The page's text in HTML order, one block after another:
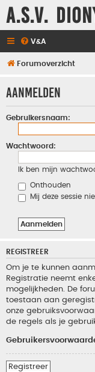
A.S.V.
V&A
Forumoverzicht
Aanmelden
Gebruikersnaam:
Wachtwoord:
Ik ben mijn
Onthouden
Mij deze sessie
REGISTREER
Om je te kunnen
Registratie neemt
mogelijkheden. De
toestaan aan
onze
de regels als je
Registreer